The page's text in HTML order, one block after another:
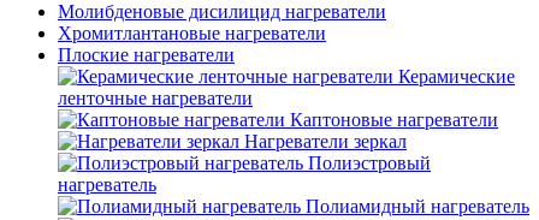
Молибденовые дисилицид нагреватели
Хромитлантановые нагреватели
Плоские нагреватели
Керамические
ленточные нагреватели
Каптоновые нагреватели
Нагреватели зеркал
Полиэстровый
нагреватель
Полиамидный нагреватель